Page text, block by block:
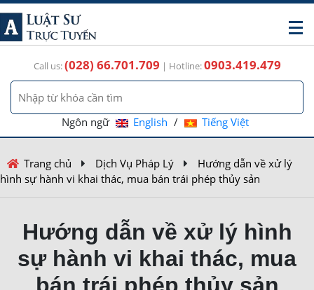
Call us:(028) 66.701.709 | Hotline:0903.419.479
Ngôn ngữ English / Tiếng Việt
Trang chủ Dịch Vụ Pháp Lý
Hướng dẫn về xử lý
hình sự hành vi khai thác, mua bán trái phép thủy sản
Hướng dẫn về xử lý hình
sự hành vi khai thác, mua